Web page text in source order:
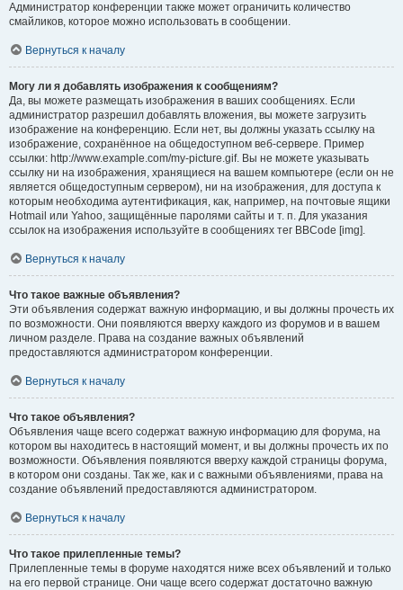
Администратор конференции также может ограничить количество
смайликов, которое можно использовать в сообщении.
Вернуться к началу
Могу ли я добавлять изображения к сообщениям?
Да, вы можете размещать изображения в ваших сообщениях. Если
администратор разрешил добавлять вложения, вы можете загрузить
изображение на конференцию. Если нет, вы должны указать ссылку на
изображение, сохранённое на общедоступном веб-сервере. Пример
ссылки: http://www.example.com/my-picture.gif. Вы не можете указывать
ссылку ни на изображения, хранящиеся на вашем компьютере (если он не
является общедоступным сервером), ни на изображения, для доступа к
которым необходима аутентификация, как, например, на почтовые ящики
Hotmail или Yahoo, защищённые паролями сайты и т. п. Для указания
ссылок на изображения используйте в сообщениях тег BBCode [img].
Вернуться к началу
Что такое важные объявления?
Эти объявления содержат важную информацию, и вы должны прочесть их
по возможности. Они появляются вверху каждого из форумов и в вашем
личном разделе. Права на создание важных объявлений
предоставляются администратором конференции.
Вернуться к началу
Что такое объявления?
Объявления чаще всего содержат важную информацию для форума, на
котором вы находитесь в настоящий момент, и вы должны прочесть их по
возможности. Объявления появляются вверху каждой страницы форума,
в котором они созданы. Так же, как и с важными объявлениями, права на
создание объявлений предоставляются администратором.
Вернуться к началу
Что такое прилепленные темы?
Прилепленные темы в форуме находятся ниже всех объявлений и только
на его первой странице. Они чаще всего содержат достаточно важную